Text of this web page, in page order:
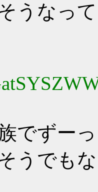
うなっ
でずー
うでも